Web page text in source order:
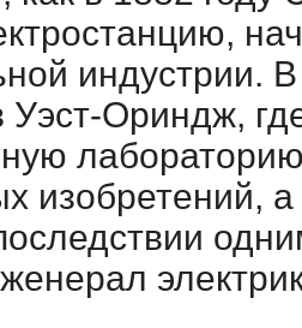
индустрии.
Уэст-Ориндж,
изобретений,